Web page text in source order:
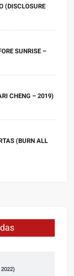
(DISCLOSURE
SUNRISE –
CHENG – 2019)
(BURN ALL
2022)